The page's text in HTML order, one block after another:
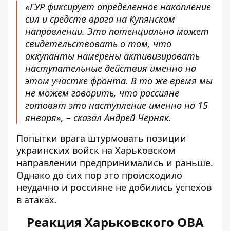
«ГУР фиксирует определенное накопление
сил и средств врага на Купянском
направлении. Это потенциально может
свидетельствовать о том, что
оккупанты намерены активизировать
наступательные действия именно на
этом участке фронта. В то же время мы
не можем говорить, что россияне
готовят это наступление именно на 15
января», – сказал Андрей Черняк.
Попытки врага штурмовать позиции
украинских войск на Харьковском
направлении предпринимались и раньше.
Однако до сих пор это происходило
неудачно и россияне не добились успехов
в атаках.
Реакция Харьковского ОВА